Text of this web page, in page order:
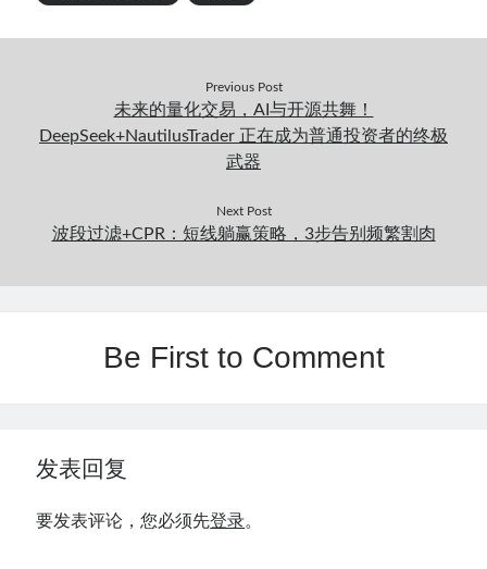
Previous Post
未来的量化交易，AI与开源共舞！
DeepSeek+NautilusTrader 正在成为普通投资者的终极
武器
Next Post
波段过滤+CPR：短线躺赢策略，3步告别频繁割肉
Be First to Comment
发表回复
要发表评论，您必须先登录。